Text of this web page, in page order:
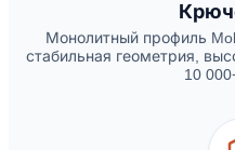
Монолитный профиль
стабильная геометрия,
10